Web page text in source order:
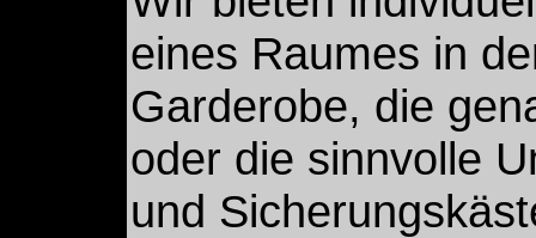
eines Raumes in
Garderobe, die
oder die sinnvolle
und